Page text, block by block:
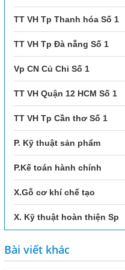
TT VH Tp Thanh hóa Số 1
TT VH Tp Đà nẵng Số 1
Vp CN Củ Chi Số 1
TT VH Quận 12 HCM Số 1
TT VH Tp Cần thơ Số 1
P. Kỹ thuật sản phẩm
P.Kế toán hành chính
X.Gỗ cơ khí chế tạo
X. Kỹ thuật hoàn thiện Sp
Bài viết khác